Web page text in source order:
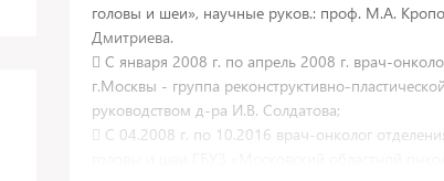
головы и шеи», научные руков.: проф. М.А.
Дмитриева.
 С января 2008 г. по апрель 2008 г. врач-
г.Москвы - группа реконструктивно-
руководством д-ра И.В. Солдатова;
 С 04.2008 г. по 10.2016 врач-онколог